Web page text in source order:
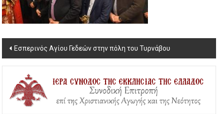
Post
navigation
Εσπερινός Αγίου Γεδεών στην πόλη του Τυρνάβου